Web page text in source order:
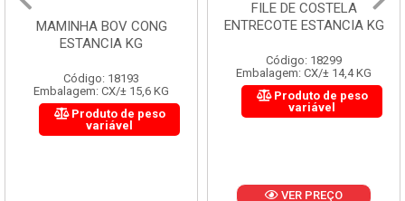
MAMINHA BOV CONG
ESTANCIA KG
Código: 18193
Embalagem: CX/± 15,6 KG
Produto de peso
variável
FILE DE COSTELA
ENTRECOTE ESTANCIA KG
Código: 18299
Embalagem: CX/± 14,4 KG
Produto de peso
variável
VER PREÇO